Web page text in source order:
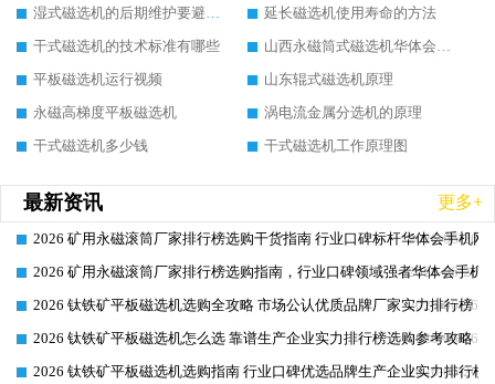
湿式磁选机的后期维护要避开哪些坑
延长磁选机使用寿命的方法
干式磁选机的技术标准有哪些
山西永磁筒式磁选机华体会手机网页版-华体会(中国)
平板磁选机运行视频
山东辊式磁选机原理
永磁高梯度平板磁选机
涡电流金属分选机的原理
干式磁选机多少钱
干式磁选机工作原理图
最新资讯 更多+
2026-06-26
2026 矿用永磁滚筒厂家排行榜选购干货指南 行业口碑标杆华体会手机网
2026-06-26
2026 矿用永磁滚筒厂家排行榜选购指南，行业口碑领域强者华体会手机
2026-06-26
2026 钛铁矿平板磁选机选购全攻略 市场公认优质品牌厂家实力排行榜
2026-06-26
2026 钛铁矿平板磁选机怎么选 靠谱生产企业实力排行榜选购参考攻略
2026-06-26
2026 钛铁矿平板磁选机选购指南 行业口碑优选品牌生产企业实力排行榜